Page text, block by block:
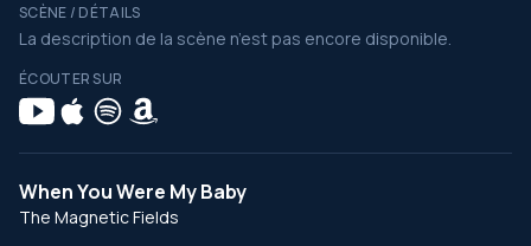
SCÈNE / DÉTAILS
La description de la scène n’est pas encore disponible.
ÉCOUTER SUR
When You Were My Baby
The Magnetic Fields